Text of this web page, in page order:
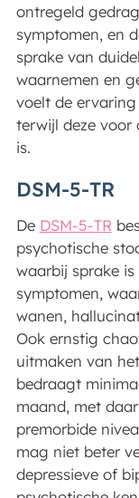
ontregeld
symptomen, en
sprake van
waarnemen en
voelt de
terwijl deze voor
is.
DSM-5-TR
De DSM-5-TR
psychotische
waarbij sprake
symptomen,
wanen,
Ook ernstig
uitmaken van
bedraagt
maand, met
premorbide
mag niet beter
depressieve of